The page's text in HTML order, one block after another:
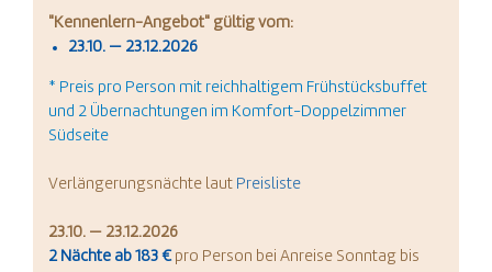
"Kennenlern-Angebot" gültig vom:
23.10. — 23.12.2026
* Preis pro Person mit reichhaltigem Frühstücksbuffet
und 2 Übernachtungen im Komfort-Doppelzimmer
Südseite
Verlängerungsnächte laut Preisliste
23.10. — 23.12.2026
2 Nächte ab 183 €pro Person bei Anreise Sonntag bis